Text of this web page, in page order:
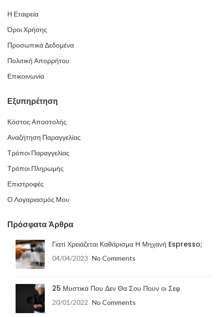
Η Εταιρεία
Όροι Χρήσης
Προσωπικά Δεδομένα
Πολιτική Απορρήτου
Επικοινωνία
Εξυπηρέτηση
Κόστος Αποστολής
Αναζήτηση Παραγγελίας
Τρόποι Παραγγελίας
Τρόποι Πληρωμής
Επιστροφές
Ο Λογαριασμός Μου
Πρόσφατα Άρθρα
Γιατί Χρειάζεται Καθάρισμα Η Μηχανή Espresso;
04/04/2023 No Comments
25 Μυστικά Που Δεν Θα Σου Πουν οι Σεφ
20/01/2022 No Comments